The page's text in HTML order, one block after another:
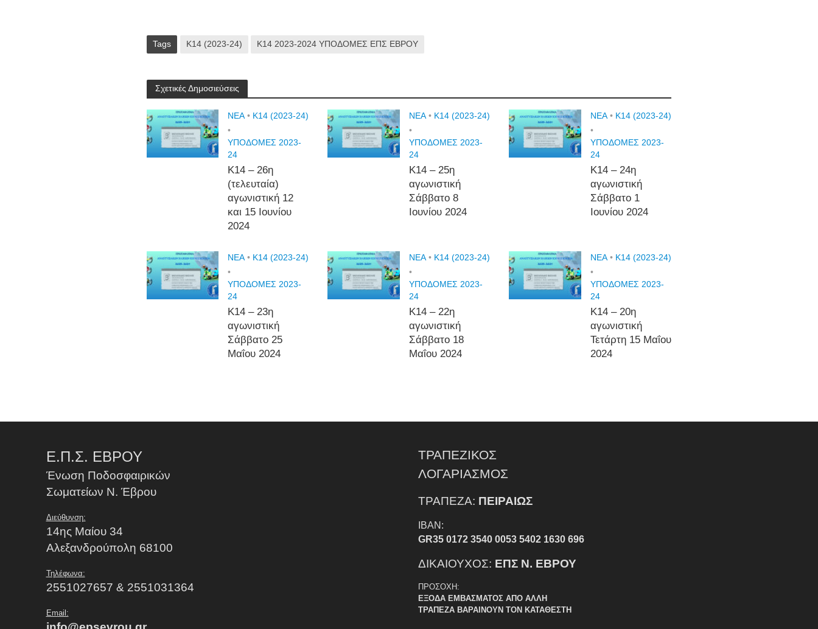
Tags Κ14 (2023-24) Κ14 2023-2024 ΥΠΟΔΟΜΕΣ ΕΠΣ ΕΒΡΟΥ
Σχετικές Δημοσιεύσεις
NEA • Κ14 (2023-24)
•
ΥΠΟΔΟΜΕΣ 2023-
24
Κ14 – 26η
(τελευταία)
αγωνιστική 12
και 15 Ιουνίου
2024
NEA • Κ14 (2023-24)
•
ΥΠΟΔΟΜΕΣ 2023-
24
Κ14 – 25η
αγωνιστική
Σάββατο 8
Ιουνίου 2024
NEA • Κ14 (2023-24)
•
ΥΠΟΔΟΜΕΣ 2023-
24
Κ14 – 24η
αγωνιστική
Σάββατο 1
Ιουνίου 2024
NEA • Κ14 (2023-24)
•
ΥΠΟΔΟΜΕΣ 2023-
24
Κ14 – 23η
αγωνιστική
Σάββατο 25
Μαΐου 2024
NEA • Κ14 (2023-24)
•
ΥΠΟΔΟΜΕΣ 2023-
24
Κ14 – 22η
αγωνιστική
Σάββατο 18
Μαΐου 2024
NEA • Κ14 (2023-24)
•
ΥΠΟΔΟΜΕΣ 2023-
24
Κ14 – 20η
αγωνιστική
Τετάρτη 15 Μαΐου
2024
Ε.Π.Σ. ΕΒΡΟΥ
Ένωση Ποδοσφαιρικών
Σωματείων Ν. Έβρου
Διεύθυνση:
14ης Μαίου 34
Αλεξανδρούπολη 68100
Τηλέφωνα:
2551027657 & 2551031364
Email:
ΤΡΑΠΕΖΙΚΟΣ
ΛΟΓΑΡΙΑΣΜΟΣ
ΤΡΑΠΕΖΑ: ΠΕΙΡΑΙΩΣ
IBAN:
GR35 0172 3540 0053 5402 1630 696
ΔΙΚΑΙΟΥΧΟΣ: ΕΠΣ Ν. ΕΒΡΟΥ
ΠΡΟΣΟΧΗ:
ΕΞΟΔΑ ΕΜΒΑΣΜΑΤΟΣ ΑΠΟ ΑΛΛΗ
ΤΡΑΠΕΖΑ ΒΑΡΑΙΝΟΥΝ ΤΟΝ ΚΑΤΑΘΕΣΤΗ